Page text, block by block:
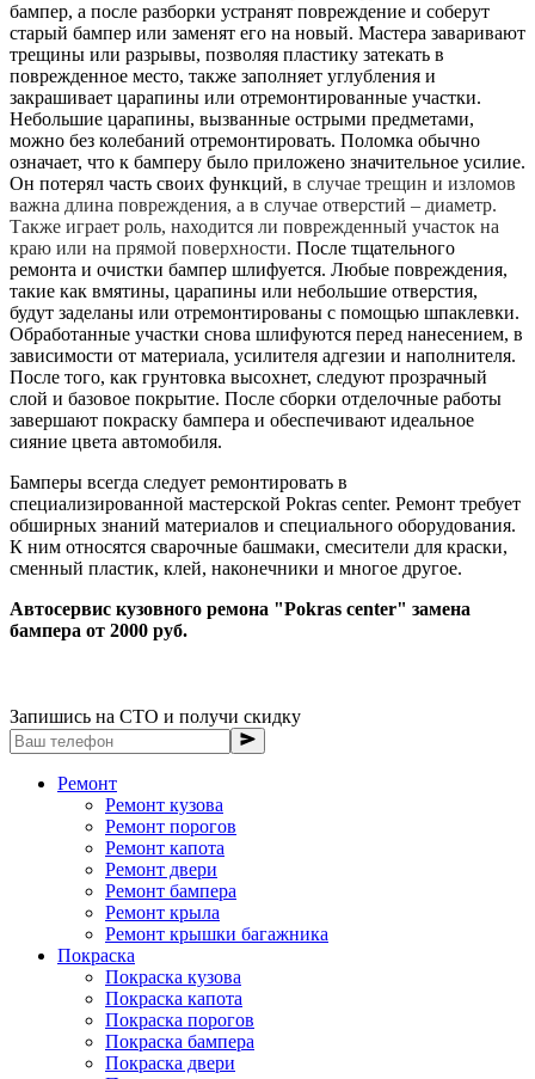
бампер, а после разборки устранят повреждение и соберут
старый бампер или заменят его на новый. Мастера заваривают
трещины или разрывы, позволяя пластику затекать в
поврежденное место, также заполняет углубления и
закрашивает царапины или отремонтированные участки.
Небольшие царапины, вызванные острыми предметами,
можно без колебаний отремонтировать. Поломка обычно
означает, что к бамперу было приложено значительное усилие.
Он потерял часть своих функций, в случае трещин и изломов
важна длина повреждения, а в случае отверстий – диаметр.
Также играет роль, находится ли поврежденный участок на
краю или на прямой поверхности. После тщательного
ремонта и очистки бампер шлифуется. Любые повреждения,
такие как вмятины, царапины или небольшие отверстия,
будут заделаны или отремонтированы с помощью шпаклевки.
Обработанные участки снова шлифуются перед нанесением, в
зависимости от материала, усилителя адгезии и наполнителя.
После того, как грунтовка высохнет, следуют прозрачный
слой и базовое покрытие. После сборки отделочные работы
завершают покраску бампера и обеспечивают идеальное
сияние цвета автомобиля.
Бамперы всегда следует ремонтировать в
специализированной мастерской Pokras center. Ремонт требует
обширных знаний материалов и специального оборудования.
К ним относятся сварочные башмаки, смесители для краски,
сменный пластик, клей, наконечники и многое другое.
Автосервис кузовного ремона "Pokras center" замена
бампера от 2000 руб.
Запишись на СТО и получи скидку
Ремонт
Ремонт кузова
Ремонт порогов
Ремонт капота
Ремонт двери
Ремонт бампера
Ремонт крыла
Ремонт крышки багажника
Покраска
Покраска кузова
Покраска капота
Покраска порогов
Покраска бампера
Покраска двери